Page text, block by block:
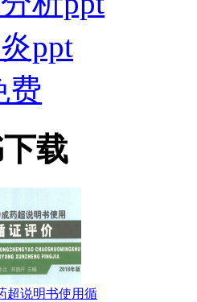
ppt
费
载
超说明书使用循